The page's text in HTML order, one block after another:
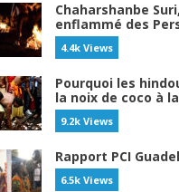
Chaharshanbe
enflammé des
4.4k Views
Pourquoi les
la noix de coco à
9.2k Views
Rapport PCI
6.5k Views